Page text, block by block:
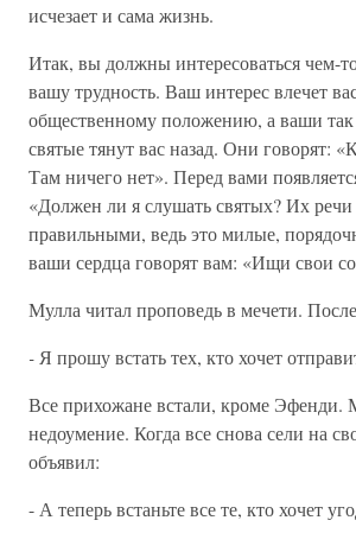
исчезает и сама жизнь.
Итак, вы должны интересоваться чем-
вашу трудность. Ваш интерес влечет
общественному положению, а ваши
святые тянут вас назад. Они говорят:
Там ничего нет». Перед вами
«Должен ли я слушать святых? Их речи
правильными, ведь это милые,
ваши сердца говорят вам: «Ищи свои
Мулла читал проповедь в мечети.
- Я прошу встать тех, кто хочет
Все прихожане встали, кроме Эфенди.
недоумение. Когда все снова сели на
объявил:
- А теперь встаньте все те, кто хочет